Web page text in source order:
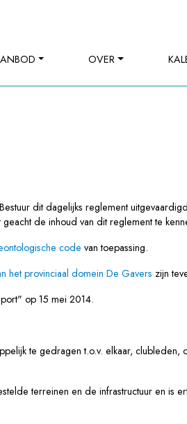
OVER
dit dagelijks reglement
de inhoud van dit reglement te
code van toepassing.
het provinciaal domein De Gavers zijn
op 15 mei 2014.
te gedragen t.o.v. elkaar,
terreinen en de infrastructuur en